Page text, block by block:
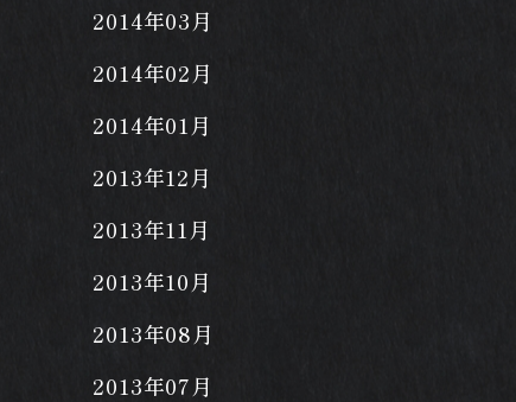
2014年03月
2014年02月
2014年01月
2013年12月
2013年11月
2013年10月
2013年08月
2013年07月